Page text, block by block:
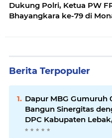
Dukung Polri, Ketua PW
Bhayangkara ke-79 di
Berita Terpopuler
Dapur MBG Gumuruh
Bangun Sinergitas
DPC Kabupaten Lebak,
Komitmen Jalankan